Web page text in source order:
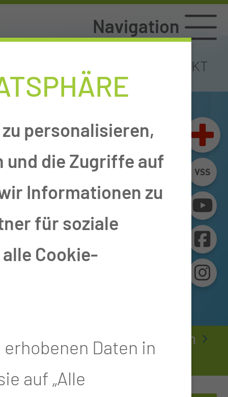
KONTAKT
Navigation
& Sektionen
Brustzentrum
personalisieren,
und die Zugriffe auf
Informationen zu
für soziale
Cookie-
Daten in
auf „Alle